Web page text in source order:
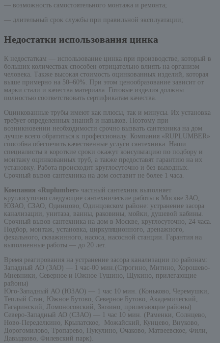
— возможность самостоятельного монтажа и ремонта;
— длительный срок службы при правильной эксплуатации;
Недостатки использования цинка
К недостаткам — использование цинка при производстве, который в
больших количествах способен отрицательно влиять на организм
человека. Также высокая стоимость оцинкованных изделий, которая
выше примерно на 50–60%. При этом ценообразование зависит от
марки стали и качества материала. Готовые изделия должны
полностью соответствовать сертификатам качества.
Оцинкованные трубы имеют как плюсы, так и минусы. Их установка
требует определенных знаний и навыков. Поэтому при
возникновении необходимости срочно вызвать сантехника на дом
лучше всего обратиться к профессионалу. Компания «RUPLUMBER»
способна обеспечить качественные услуги сантехника. Наши
специалисты в короткие сроки окажут консультацию по подбору и
монтажу оцинкованных труб, а также предоставят гарантию на их
установку. Работа происходит круглосуточно и без выходных.
Срочный вызов сантехника на дом составит не более 1 часа.
Компания «Ruplumber» частный сантехник выполняет
круглосуточно следующие сантехнические работы в Москве ЗАО,
ЮЗАО, СЗАО, Одинцово, Одинцовском районе: устранение засора
канализации, унитаза, ванны, раковины, мойки, душевой кабины.
Срочный вызов сантехника на дом в Москве, круглосуточно, 24 часа.
Подбор, монтаж, установка, циркуляционного, дренажного,
фекального, скважинного, насоса, насосной станции. Гарантия на
выполненные работы — до 20 лет.
Время реагирования на устранение засора канализации по районам:
Западный АО (ЗАО) — 1 час-00 мин.(Строгино, Митино, Хорошево-
Мневники, Северное и Южное Тушино, Щукино, прилегающие
районы)
Юго-Западный АО (ЮЗАО) — 1 час 10 мин. (Коньково, Черемушки,
Теплый Стан, Южное Бутово, Северное Бутово, Академический,
Гагаринский, Ломоносовский, Зюзино, прилегающие районы)
Северо-Западный АО (СЗАО) — 1 час 10 мин. (Раменки, Солнцево,
Ново-Переделкино, Крылатское, Можайский, Кунцево, Внуково,
Дорогомилово, Тропарево, Нукулино, Очаково, Матвеевское, Фили,
Давыдково, Филевский парк).